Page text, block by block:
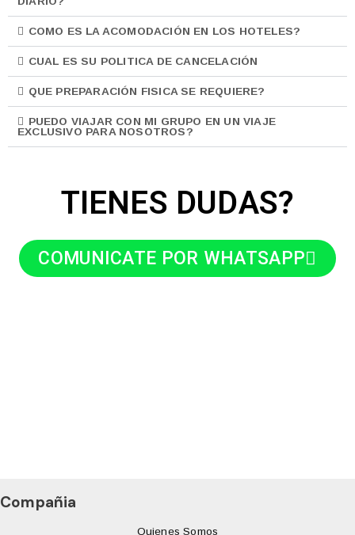
COMO ES LA ACOMODACIÓN EN LOS HOTELES?
CUAL ES SU POLITICA DE CANCELACIÓN
QUE PREPARACIÓN FISICA SE REQUIERE?
PUEDO VIAJAR CON MI GRUPO EN UN VIAJE
EXCLUSIVO PARA NOSOTROS?
TIENES DUDAS?
COMUNICATE POR WHATSAPP
Compañia
Quienes Somos